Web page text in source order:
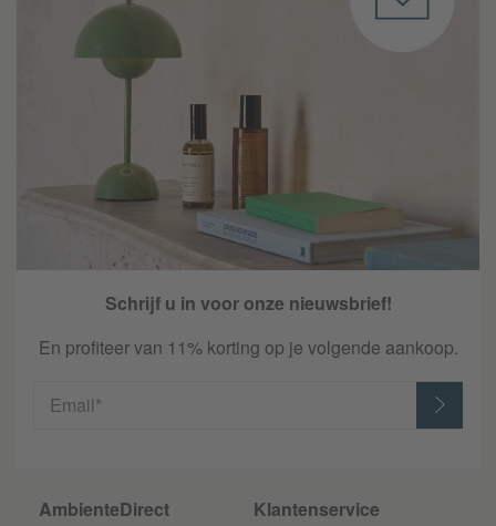
Schrijf u in voor onze nieuwsbrief!
En profiteer van 11% korting op je volgende aankoop.
Email*
AmbienteDirect
Klantenservice